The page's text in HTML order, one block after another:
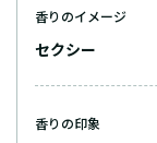
香りのイメージ
セクシー
香りの印象